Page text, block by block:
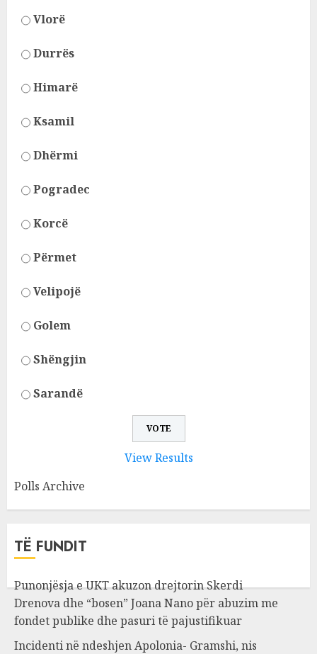
Vlorë
Durrës
Himarë
Ksamil
Dhërmi
Pogradec
Korcë
Përmet
Velipojë
Golem
Shëngjin
Sarandë
View Results
Polls Archive
TË FUNDIT
Punonjësja e UKT akuzon drejtorin Skerdi
Drenova dhe “bosen” Joana Nano për abuzim me
fondet publike dhe pasuri të pajustifikuar
Incidenti në ndeshjen Apolonia- Gramshi, nis